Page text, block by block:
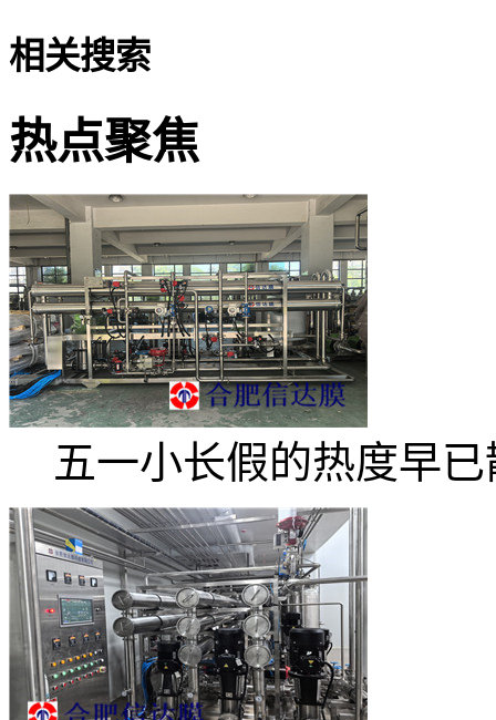
相关搜索
热点聚焦
五一小长假的热度早已